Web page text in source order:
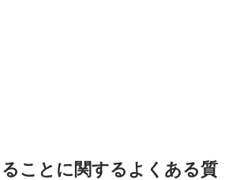
ことに関するよくある質